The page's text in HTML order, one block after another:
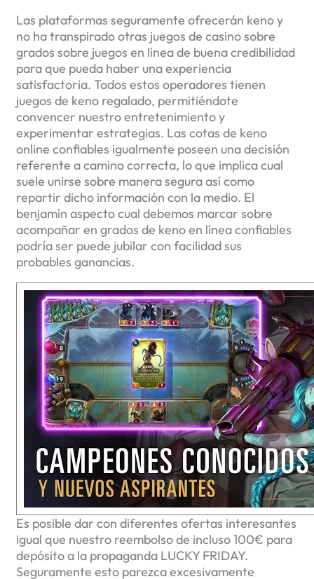
Las plataformas seguramente ofrecerán keno y
no ha transpirado otras juegos de casino sobre
grados sobre juegos en línea de buena credibilidad
para que pueda haber una experiencia
satisfactoria. Todos estos operadores tienen
juegos de keno regalado, permitiéndote
convencer nuestro entretenimiento y
experimentar estrategias. Las cotas de keno
online confiables igualmente poseen una decisión
referente a camino correcta, lo que implica cual
suele unirse sobre manera segura así­ como
repartir dicho información con la medio. El
benjamín aspecto cual debemos marcar sobre
acompañar en grados de keno en línea confiables
podrí­a ser puede jubilar con facilidad sus
probables ganancias.
Es posible dar con diferentes ofertas interesantes
igual que nuestro reembolso de incluso 100€ para
depósito a la propaganda LUCKY FRIDAY.
Seguramente esto parezca excesivamente